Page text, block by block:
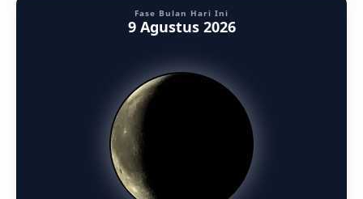
Fase Bulan Hari Ini
9 Agustus 2026